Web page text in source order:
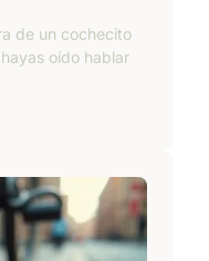
de un cochecito
oído hablar